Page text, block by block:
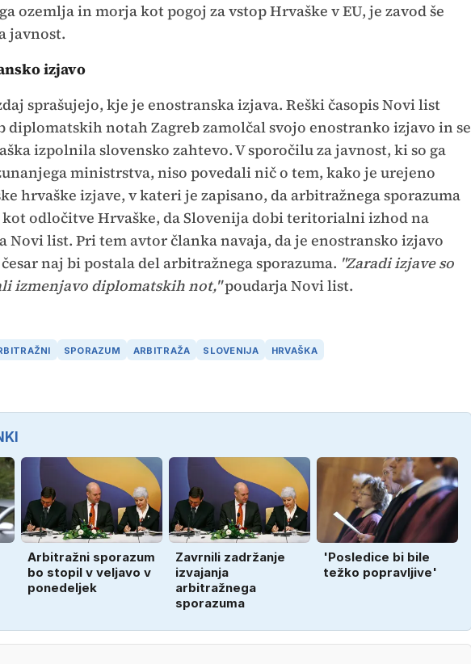
ozemlja in morja kot pogoj za vstop Hrvaške v EU, je zavod še
javnost.
izjavo
sprašujejo, kje je enostranska izjava. Reški časopis Novi list
diplomatskih notah Zagreb zamolčal svojo enostranko izjavo in se
izpolnila slovensko zahtevo. V sporočilu za javnost, ki so ga
ministrstva, niso povedali nič o tem, kako je urejeno
hrvaške izjave, v kateri je zapisano, da arbitražnega sporazuma
odločitve Hrvaške, da Slovenija dobi teritorialni izhod na
Novi list. Pri tem avtor članka navaja, da je enostransko izjavo
naj bi postala del arbitražnega sporazuma. "Zaradi izjave so
izmenjavo diplomatskih not,"poudarja Novi list.
SPORAZUM ARBITRAŽA SLOVENIJA HRVAŠKA
Arbitražni sporazum
bo stopil v veljavo v
ponedeljek
Zavrnili zadržanje
izvajanja
arbitražnega
sporazuma
'Posledice bi bile
težko popravljive'